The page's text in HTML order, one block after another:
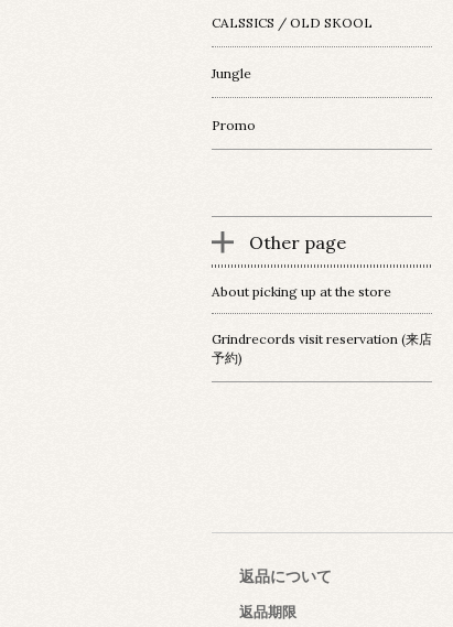
CALSSICS / OLD SKOOL
Jungle
Promo
Other page
About picking up at the store
Grindrecords visit reservation (来店
予約)
返品について
返品期限